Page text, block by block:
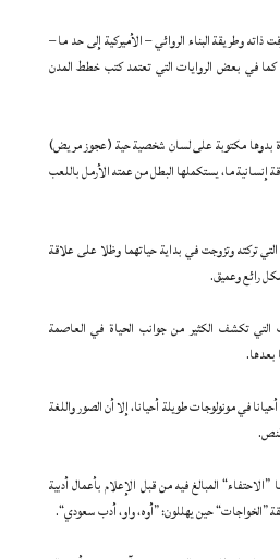
ذاته وطريقة البناء الروائي – الأميركية إلى حد ما –
كما في بعض الروايات التي تعتمد كتب خطط المدن
بدوها مكتوبة على لسان شخصية حية (عجوز مريض)
إنسانية ما، يستكملها البطل من عمته الأرمل باللعب
تركته وتزوجت في بداية حياتهما وظلا على علاقة
رائع وعميق.
التي تكشف الكثير من جوانب الحياة في العاصمة
بعدها.
في مونولوجات طويلة أحيانا، إلا أن الصور واللغة
المبالغ فيه من قبل الإعلام بأعمال أدبية
”الخواجات“ حين يهللون: ”أوه، واو، أدب سعودي“.